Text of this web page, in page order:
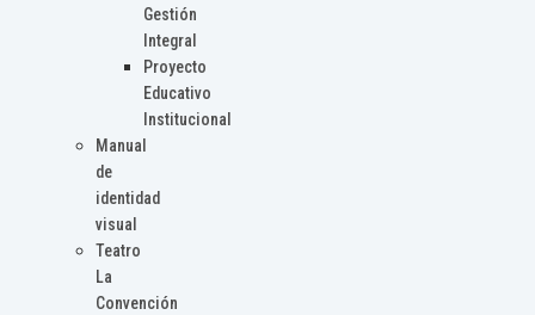
Gestión
Integral
Proyecto
Educativo
Institucional
Manual
de
identidad
visual
Teatro
La
Convención